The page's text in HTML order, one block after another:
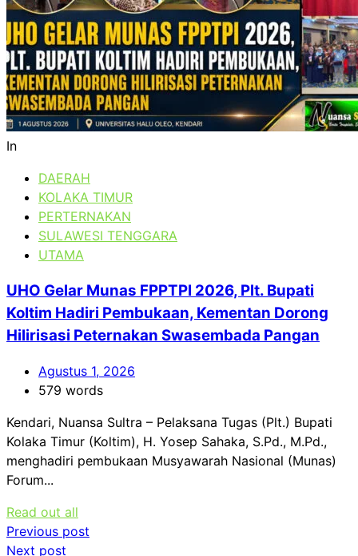
In
DAERAH
KOLAKA TIMUR
PERTERNAKAN
SULAWESI TENGGARA
UTAMA
UHO Gelar Munas FPPTPI 2026, Plt. Bupati
Koltim Hadiri Pembukaan, Kementan Dorong
Hilirisasi Peternakan Swasembada Pangan
Agustus 1, 2026
579 words
Kendari, Nuansa Sultra – Pelaksana Tugas (Plt.) Bupati
Kolaka Timur (Koltim), H. Yosep Sahaka, S.Pd., M.Pd.,
menghadiri pembukaan Musyawarah Nasional (Munas)
Forum...
Read out all
Navigasi
Previous post
Next post